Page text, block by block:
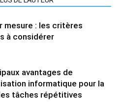
mesure : les critères
à considérer
avantages de
informatique pour la
tâches répétitives